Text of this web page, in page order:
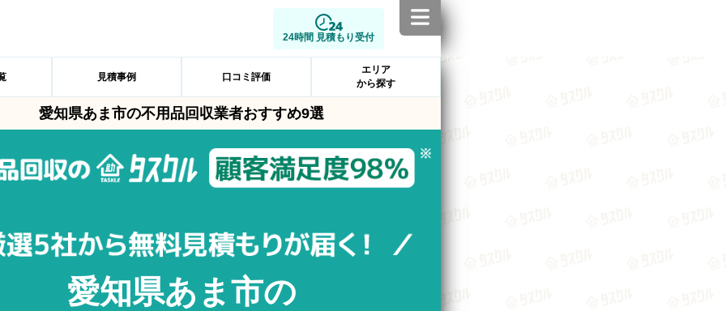
24時間 見積もり受付
見積事例 口コミ評価
エリア
から探す
愛知県あま市の不用品回収業者おすすめ9選
愛知県あま市の